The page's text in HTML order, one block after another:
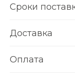
Сроки
Доставка
Оплата